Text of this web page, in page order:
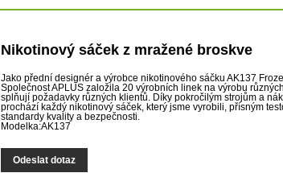
Nikotinový sáček z mražené broskve
Jako přední designér a výrobce nikotinového sáčku AK137
Společnost APLUS založila 20 výrobních linek na výrobu
splňují požadavky různých klientů. Díky pokročilým strojům a
prochází každý nikotinový sáček, který jsme vyrobili, přísným
standardy kvality a bezpečnosti.
Modelka:AK137
Odeslat dotaz